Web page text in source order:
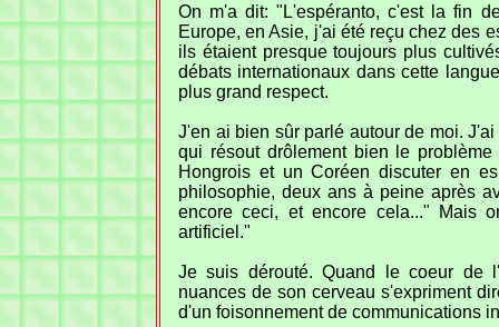
On m'a dit: "L'espéranto, c'est la fin
Europe, en Asie, j'ai été reçu chez des
ils étaient presque toujours plus
débats internationaux dans cette
plus grand respect.
J'en ai bien sûr parlé autour de moi.
qui résout drôlement bien le
Hongrois et un Coréen discuter en
philosophie, deux ans à peine après
encore ceci, et encore cela..." Mais
artificiel."
Je suis dérouté. Quand le coeur de
nuances de son cerveau s'expriment
d'un foisonnement de communications